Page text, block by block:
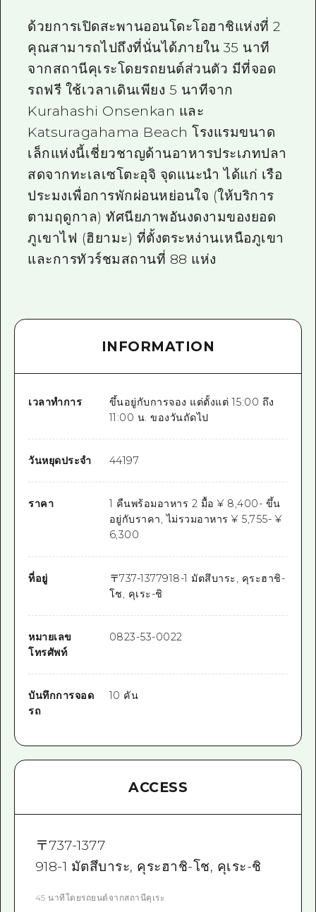
คำถามที่พบบ่อย
ดาวน์โหลดรูปภาพ
ด้วยการเปิดสะพานออนโดะโอฮาชิแห่งที่ 2
คุณสามารถไปถึงที่นั่นได้ภายใน 35 นาที
จากสถานีคุเระโดยรถยนต์ส่วนตัว มีที่จอด
รถฟรี ใช้เวลาเดินเพียง 5 นาทีจาก
Kurahashi Onsenkan และ
Katsuragahama Beach โรงแรมขนาด
เล็กแห่งนี้เชี่ยวชาญด้านอาหารประเภทปลา
สดจากทะเลเซโตะอุจิ จุดแนะนำ ได้แก่ เรือ
ประมงเพื่อการพักผ่อนหย่อนใจ (ให้บริการ
ตามฤดูกาล) ทัศนียภาพอันงดงามของยอด
ภูเขาไฟ (ฮิยามะ) ที่ตั้งตระหง่านเหนือภูเขา
และการทัวร์ชมสถานที่ 88 แห่ง
INFORMATION
เวลาทำการ
ขึ้นอยู่กับการจอง แต่ตั้งแต่ 15:00 ถึง
11:00 น. ของวันถัดไป
วันหยุดประจำ 44197
ราคา
1 คืนพร้อมอาหาร 2 มื้อ ¥ 8,400- ขึ้น
อยู่กับราคา, ไม่รวมอาหาร ¥ 5,755- ¥
6,300
ที่อยู่ 〒737-1377918-1 มัตสึบาระ, คุระฮาชิ-
โช, คุเระ-ชิ
หมายเลข
โทรศัพท์
0823-53-0022
บันทึกการจอด
รถ
10 คัน
ACCESS
〒737-1377
918-1 มัตสึบาระ, คุระฮาชิ-โช, คุเระ-ชิ
45 นาทีโดยรถยนต์จากสถานีคุเระ